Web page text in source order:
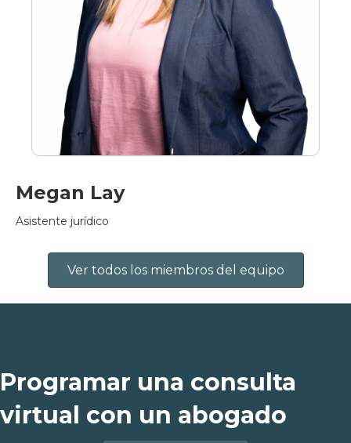
Megan Lay
Asistente jurídico
Ver todos los miembros del equipo
Programar una consulta
virtual con un abogado